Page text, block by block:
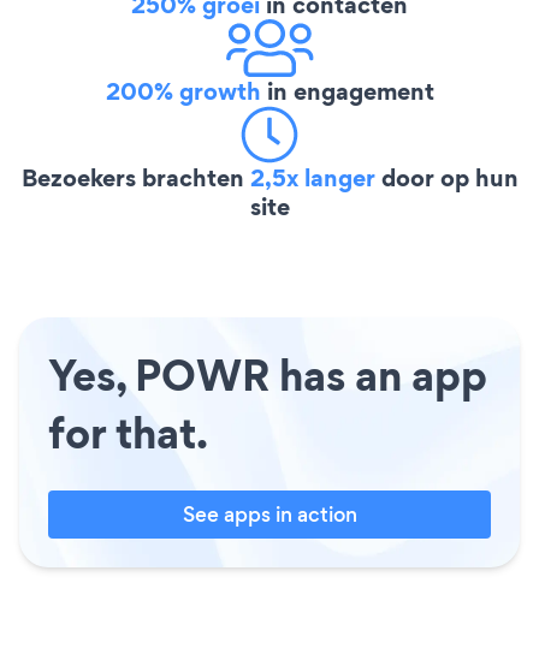
200% growth in engagement
Bezoekers brachten 2,5x langerdoor op hun
site
Yes, POWR has an app
for that.
See apps in action